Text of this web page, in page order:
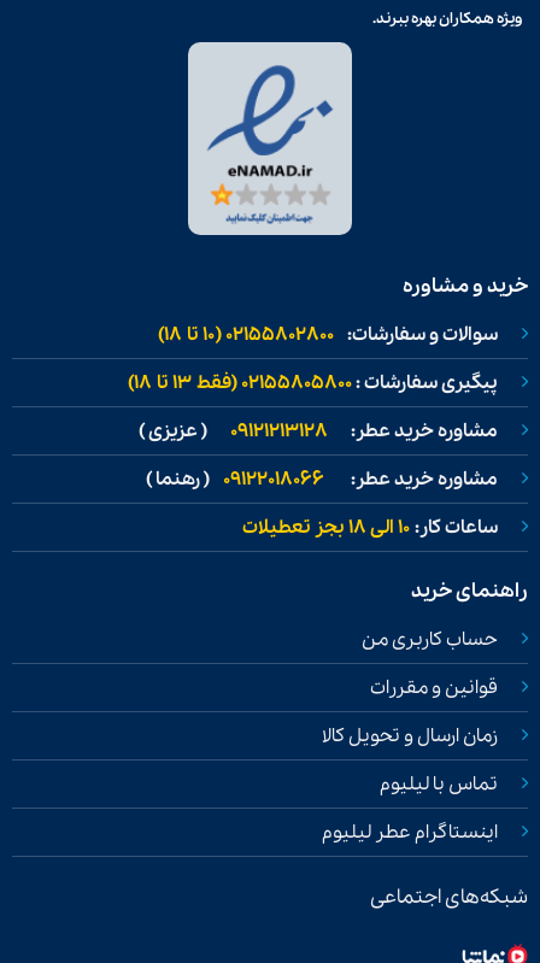
ویژه همکاران بهره ببرند.
خرید و مشاوره
سوالات و سفارشات: 02155802800 (۱۰ تا ۱۸)
پیگیری سفارشات :02155805800 (فقط ۱۳ تا ۱۸)
مشاوره خرید عطر: 09121213128 ( عزیزی )
مشاوره خرید عطر: 09122018066 ( رهنما )
ساعات کار:۱۰ الی ۱۸ بجز تعطیلات
راهنمای خرید
حساب کاربری من
قوانین و مقررات
زمان ارسال و تحویل کالا
تماس با لیلیوم
اینستاگرام عطر لیلیوم
شبکه‌های اجتماعی